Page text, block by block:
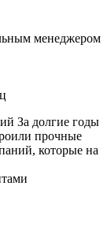
менеджером
За долгие годы
прочные
которые на